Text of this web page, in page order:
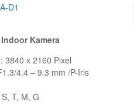
D1
Kamera
3840 x 2160 Pixel
4.4 – 9.3 mm /P-Iris
T, M, G